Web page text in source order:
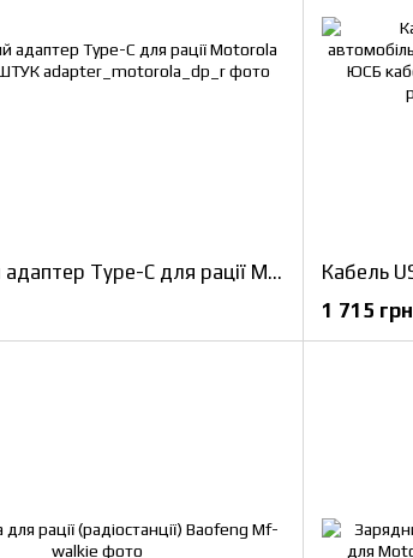
Зарядний адаптер Type-C для рації Motorola DP та R 5 ШТУК
1 715 грн